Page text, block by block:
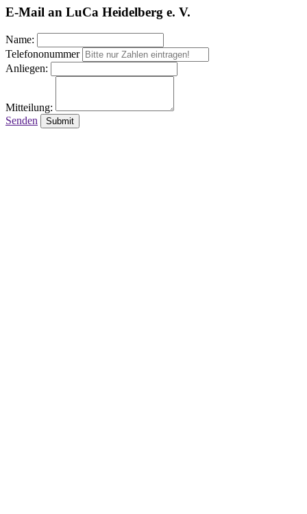
E-Mail an LuCa Heidelberg e. V.
Name:
Telefononummer
Anliegen:
Mitteilung:
Senden